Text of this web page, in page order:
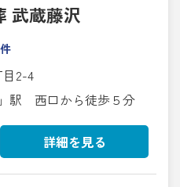
武蔵藤沢
件
2-4
駅 西口から徒歩５分
詳細を見る